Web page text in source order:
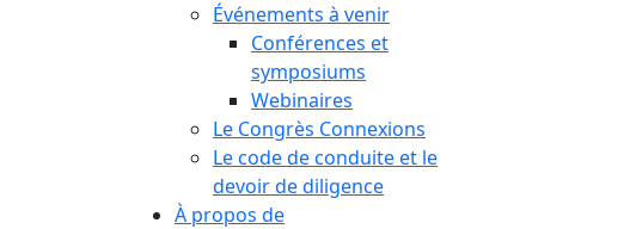
Événements à venir
Conférences et
symposiums
Webinaires
Le Congrès Connexions
Le code de conduite et le
devoir de diligence
À propos de